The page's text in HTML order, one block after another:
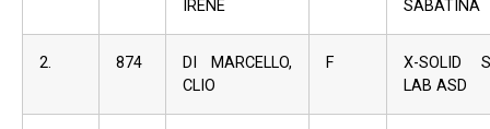
IRENE
SABATINA
2. 874
DI MARCELLO,
CLIO
F
X-SOLID
LAB ASD